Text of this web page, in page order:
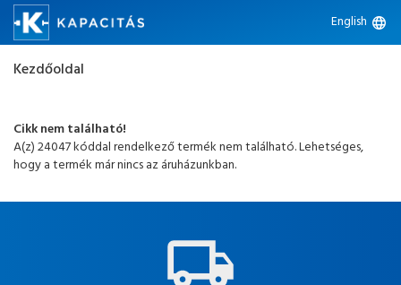
English language
Kezdőoldal
Cikk nem található!
A(z) 24047 kóddal rendelkező termék nem található. Lehetséges,
hogy a termék már nincs az áruházunkban.